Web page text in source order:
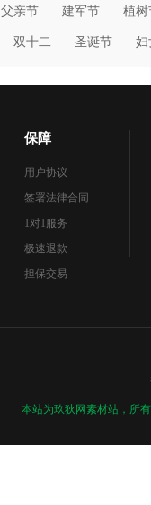
父亲节 建军节 植树
双十二 圣诞节 妇
保障
用户协议
签署法律合同
1对1服务
极速退款
担保交易
本站为玖狄网素材站，所